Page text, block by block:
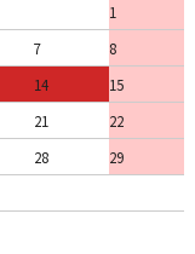
1
7
8
14
15
21
22
28
29